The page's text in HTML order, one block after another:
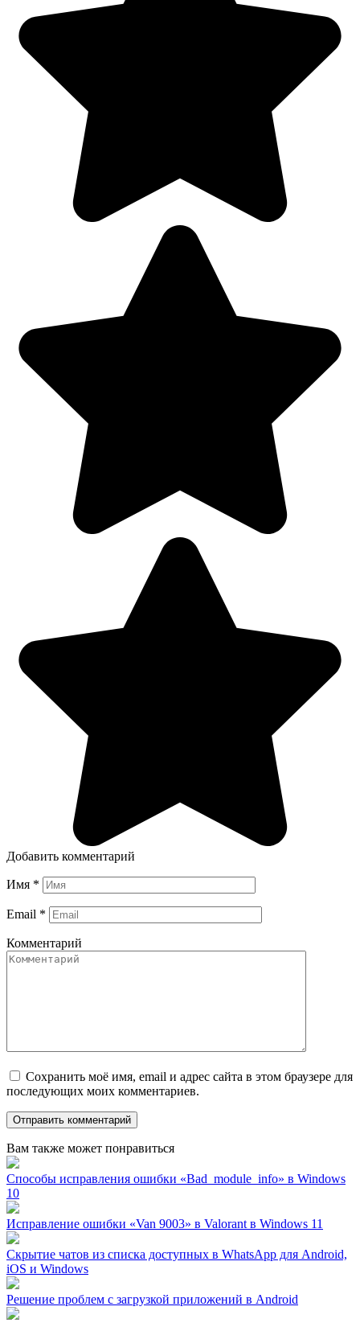
Добавить комментарий
Имя *
Email *
Комментарий
Сохранить моё имя, email и адрес сайта в этом браузере для
последующих моих комментариев.
Вам также может понравиться
Способы исправления ошибки «Bad_module_info» в Windows
10
Исправление ошибки «Van 9003» в Valorant в Windows 11
Скрытие чатов из списка доступных в WhatsApp для Android,
iOS и Windows
Решение проблем с загрузкой приложений в Android